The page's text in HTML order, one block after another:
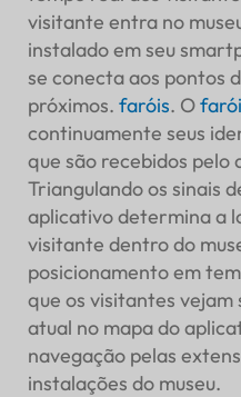
visitante entra no
instalado em seu
se conecta aos pontos
próximos. faróis. O
continuamente seus
que são recebidos pelo
Triangulando os sinais
aplicativo determina a
visitante dentro do
posicionamento em
que os visitantes vejam
atual no mapa do
navegação pelas
instalações do museu.